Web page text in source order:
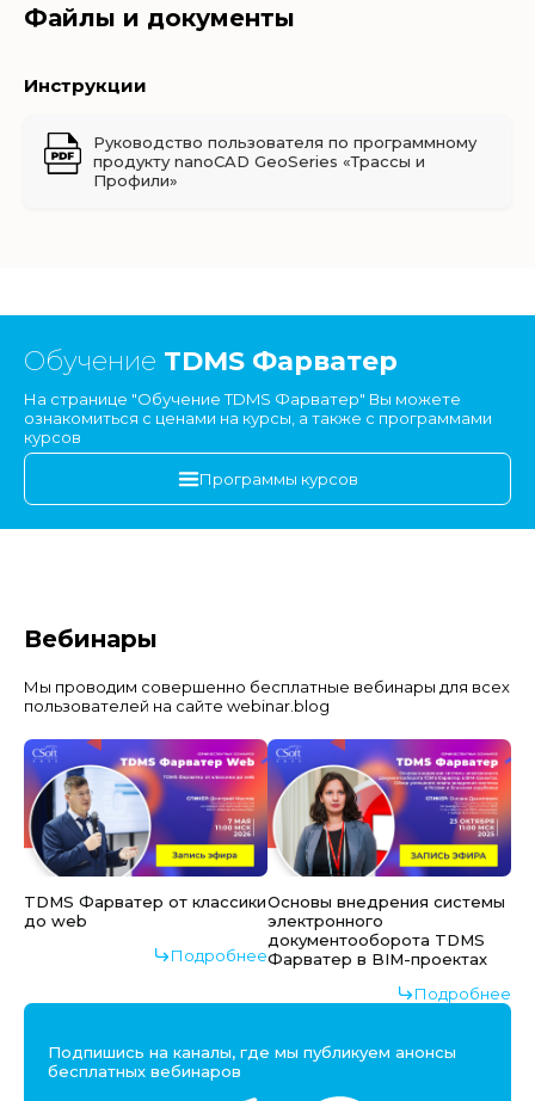
Файлы и документы
Инструкции
Руководство пользователя по программному
продукту nanoCAD GeoSeries «Трассы и
Профили»
Обучение TDMS Фарватер
На странице "Обучение TDMS Фарватер" Вы можете
ознакомиться с ценами на курсы, а также с программами
курсов
Программы курсов
Вебинары
Мы проводим совершенно бесплатные вебинары для всех
пользователей на сайте webinar.blog
TDMS Фарватер от классики
до web
Подробнее
Основы внедрения системы
электронного
документооборота TDMS
Фарватер в BIM-проектах
Подробнее
Подпишись на каналы, где мы публикуем анонсы
бесплатных вебинаров